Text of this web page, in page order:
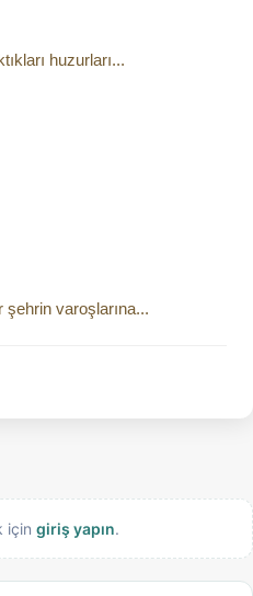
huzurları...
şehrin varoşlarına...
için giriş yapın.